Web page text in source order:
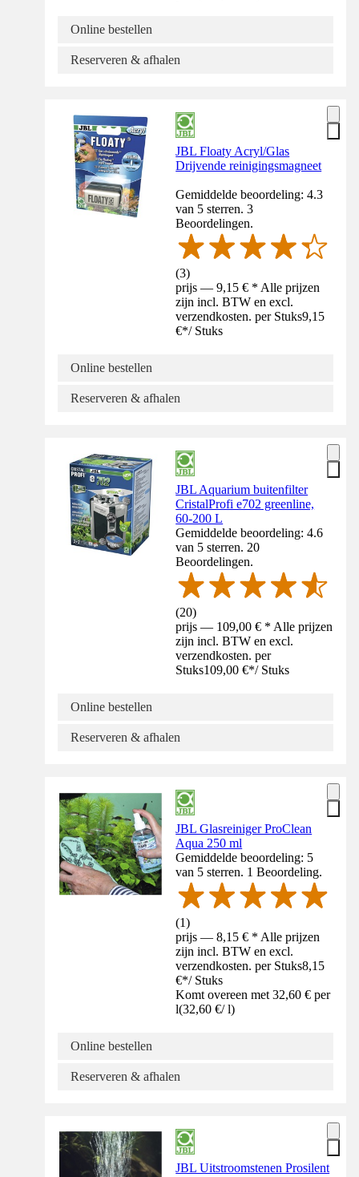
Online bestellen
Reserveren & afhalen
JBL Floaty Acryl/Glas
Drijvende reinigingsmagneet
Gemiddelde beoordeling: 4.3
van 5 sterren. 3
Beoordelingen.
(3)
prijs — 9,15 € * Alle prijzen
zijn incl. BTW en excl.
verzendkosten. per Stuks9,15
€*/ Stuks
Online bestellen
Reserveren & afhalen
JBL Aquarium buitenfilter
CristalProfi e702 greenline,
60-200 L
Gemiddelde beoordeling: 4.6
van 5 sterren. 20
Beoordelingen.
(20)
prijs — 109,00 € * Alle prijzen
zijn incl. BTW en excl.
verzendkosten. per
Stuks109,00 €*/ Stuks
Online bestellen
Reserveren & afhalen
JBL Glasreiniger ProClean
Aqua 250 ml
Gemiddelde beoordeling: 5
van 5 sterren. 1 Beoordeling.
(1)
prijs — 8,15 € * Alle prijzen
zijn incl. BTW en excl.
verzendkosten. per Stuks8,15
€*/ Stuks
Komt overeen met 32,60 € per
l(32,60 €/ l)
Online bestellen
Reserveren & afhalen
JBL Uitstroomstenen Prosilent